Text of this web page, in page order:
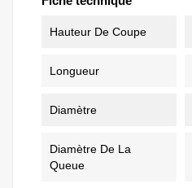
Hauteur De Coupe
Longueur
Diamètre
Diamètre De La
Queue